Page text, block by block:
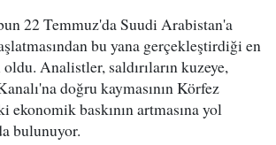
22 Temmuz'da Suudi Arabistan'a
bu yana gerçekleştirdiği en
Analistler, saldırıların kuzeye,
doğru kaymasının Körfez
ekonomik baskının artmasına yol
bulunuyor.